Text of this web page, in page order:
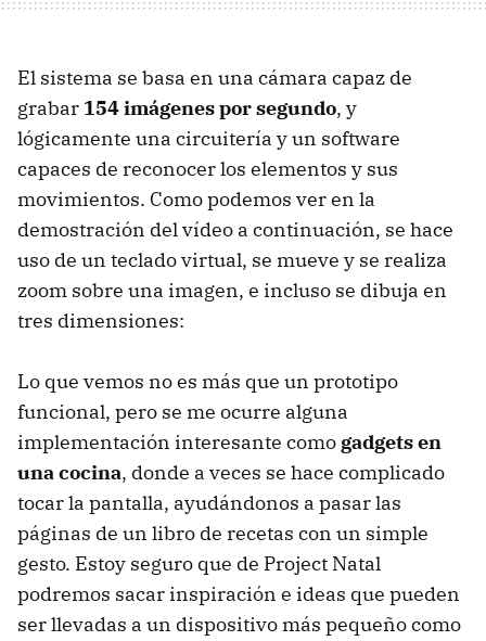
El sistema se basa en una cámara capaz de
grabar 154 imágenes por segundo, y
lógicamente una circuitería y un software
capaces de reconocer los elementos y sus
movimientos. Como podemos ver en la
demostración del vídeo a continuación, se hace
uso de un teclado virtual, se mueve y se realiza
zoom sobre una imagen, e incluso se dibuja en
tres dimensiones:
Lo que vemos no es más que un prototipo
funcional, pero se me ocurre alguna
implementación interesante como gadgets en
una cocina, donde a veces se hace complicado
tocar la pantalla, ayudándonos a pasar las
páginas de un libro de recetas con un simple
gesto. Estoy seguro que de Project Natal
podremos sacar inspiración e ideas que pueden
ser llevadas a un dispositivo más pequeño como